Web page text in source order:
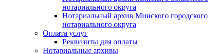
нотариального округа
Нотариальный архив Минского городского
нотариального округа
Оплата услуг
Реквизиты для оплаты
Нотариальные архивы